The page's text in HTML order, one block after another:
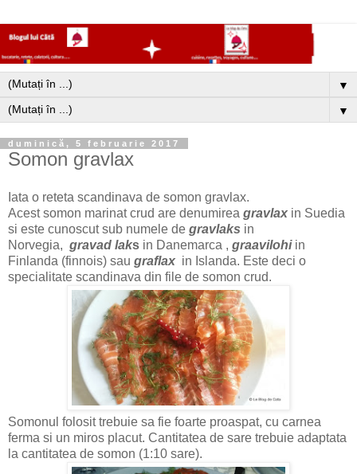
▼
▼
duminică, 5 februarie 2017
Somon gravlax
Iata o reteta scandinava de somon gravlax.
Acest somon marinat crud are denumirea gravlax in Suedia
si este cunoscut sub numele de gravlaks in
Norvegia, gravad laks in Danemarca , graavilohiin
Finlanda (finnois) sau graflax in Islanda. Este deci o
specialitate scandinava din file de somon crud.
Somonul folosit trebuie sa fie foarte proaspat, cu carnea
ferma si un miros placut. Cantitatea de sare trebuie adaptata
la cantitatea de somon (1:10 sare).